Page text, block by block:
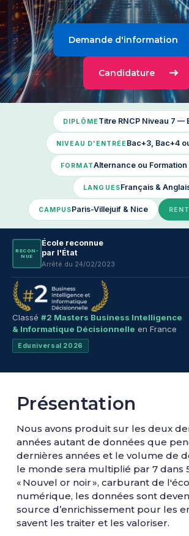
Demande d'information
Candidature
DIPLÔME Titre RNCP Niveau 7 —
NIVEAU D'ENTRÉE Bac+3, Bac+4
FORMATAlternance ou Formation
LANGUESFrançais &
CAMPUSParis-Villejuif & Nice
RE­CON­
NUE
École reconnue
par l'État
Arrêté du 24/02/2023
Classé #2 Masters Business Intelligence
& Informatique Décisionnelle en France
Eduniversal 2026
Présentation
Nous avons produit sur les deux
années autant de données que
dernières années et le volume de
le monde sera multiplié par 7 dans
« Nouvel or noir », carburant de
numérique, les données sont
source d’enrichissement pour les
savent les traiter et les valoriser.